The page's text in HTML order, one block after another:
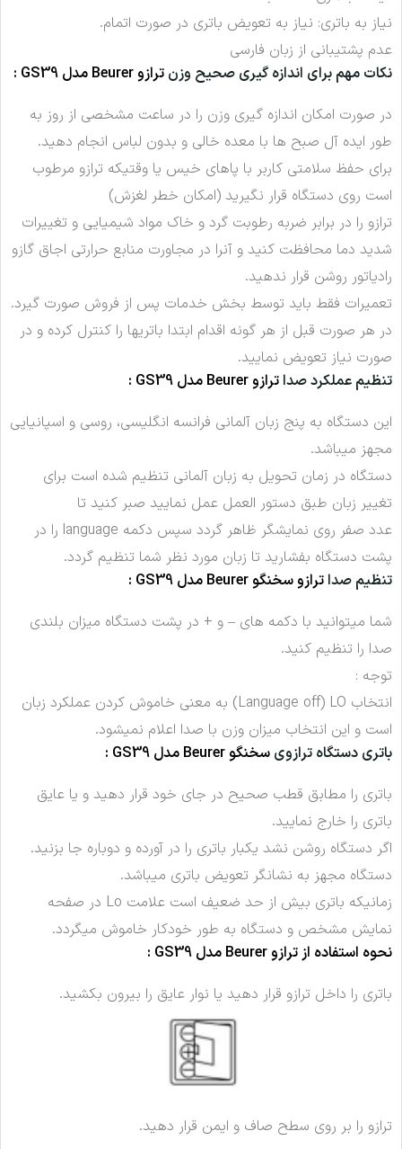
نیاز به باتری: نیاز به تعویض باتری در صورت اتمام.
عدم پشتیبانی از زبان فارسی
نکات مهم برای اندازه گیری صحیح وزن ترازو Beurer مدل GS39 :
در صورت امکان اندازه گیری وزن را در ساعت مشخصی از روز به
طور ایده آل صبح ها با معده خالی و بدون لباس انجام دهید.
برای حفظ سلامتی کاربر با پاهای خیس یا وقتیکه ترازو مرطوب
است روی دستگاه قرار نگیرید (امکان خطر لغزش)
ترازو را در برابر ضربه رطوبت گرد و خاک مواد شیمیایی و تغییرات
شدید دما محافظت کنید و آنرا در مجاورت منابع حرارتی اجاق گازو
رادیاتور روشن قرار ندهید.
تعمیرات فقط باید توسط بخش خدمات پس از فروش صورت گیرد.
در هر صورت قبل از هر گونه اقدام ابتدا باتریها را کنترل کرده و در
صورت نیاز تعویض نمایید.
تنظیم عملکرد صداترازو Beurer مدل GS39 :
این دستگاه به پنج زبان آلمانی فرانسه انگلیسی، روسی و اسپانیایی
مجهز میباشد.
دستگاه در زمان تحویل به زبان آلمانی تنظیم شده است برای
تغییر زبان طبق دستور العمل عمل نمایید صبر کنید تا
عدد صفر روی نمایشگر ظاهر گردد سپس دکمه language را در
پشت دستگاه بفشارید تا زبان مورد نظر شما تنظیم گردد.
تنظیم صداترازو سخنگو Beurer مدل GS39 :
شما میتوانید با دکمه های – و + در پشت دستگاه میزان بلندی
صدا را تنظیم کنید.
توجه :
انتخاب Language off) LO) به معنی خاموش کردن عملکرد زبان
است و این انتخاب میزان وزن با صدا اعلام نمیشود.
باتری دستگاه ترازوی سخنگو Beurer مدل GS39 :
باتری را مطابق قطب صحیح در جای خود قرار دهید و یا عایق
باتری را خارج نمایید.
اگر دستگاه روشن نشد یکبار باتری را در آورده و دوباره جا بزنید.
دستگاه مجهز به نشانگر تعویض باتری میباشد.
زمانیکه باتری بیش از حد ضعیف است علامت Lo در صفحه
نمایش مشخص و دستگاه به طور خودکار خاموش میگردد.
نحوه استفاده از ترازو Beurer مدل GS39 :
باتری را داخل ترازو قرار دهید یا نوار عایق را بیرون بکشید.
ترازو را بر روی سطح صاف و ایمن قرار دهید.